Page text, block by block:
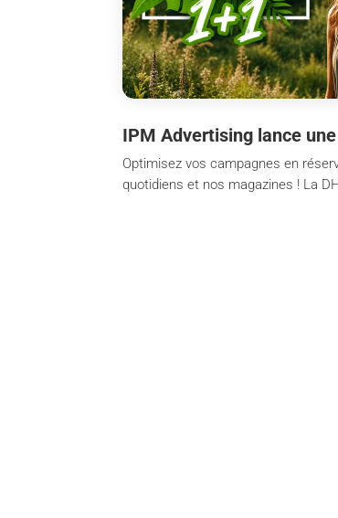
IPM Advertising lance
Optimisez vos campagnes en
quotidiens et nos magazines ! La